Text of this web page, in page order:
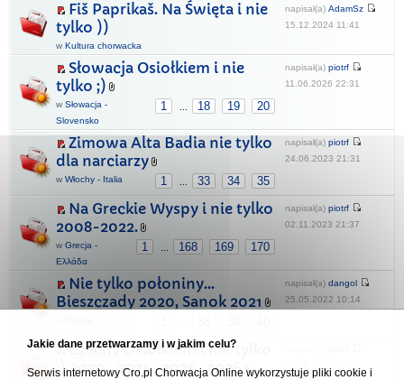
Fiš Paprikaš. Na Święta i nie
tylko ))
w Kultura chorwacka
napisał(a) AdamSz
15.12.2024 11:41
Słowacja Osiołkiem i nie
tylko ;)
1 18 19 20
w Słowacja -
Slovensko
napisał(a) piotrf
11.06.2026 22:31
Zimowa Alta Badia nie tylko
dla narciarzy
1 33 34 35
w Włochy - Italia
napisał(a) piotrf
24.06.2023 21:31
Na Greckie Wyspy i nie tylko
2008-2022.
1 168 169 170
w Grecja -
Ελλάδα
napisał(a) piotrf
02.11.2023 21:37
Nie tylko połoniny…
Bieszczady 2020, Sanok 2021
napisał(a) dangol
25.05.2022 10:14
Czechy Osiołkiem i nie tylko
:) 2020 , 2024 , 2025 , 2026
Jakie dane przetwarzamy i w jakim celu?
Serwis internetowy Cro.pl Chorwacja Online wykorzystuje pliki cookie i